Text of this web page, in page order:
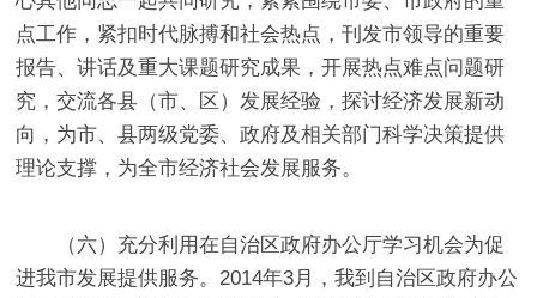
点工作，紧扣时代脉搏和社会热点，刊发市领导的重要
报告、讲话及重大课题研究成果，开展热点难点问题研
究，交流各县（市、区）发展经验，探讨经济发展新动
向，为市、县两级党委、政府及相关部门科学决策提供
理论支撑， 为全市经济社会发展服务。
（六）充分利用在自治区政府办公厅学习机会为促
进我市发展提供服务。 2014年3月，我到自治区政府办公